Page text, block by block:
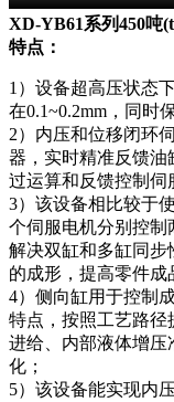
XD-YB61系列450吨
特点：
1）设备超高压状态
在0.1~0.2mm，同时
2）内压和位移闭环
器，实时精准反馈油
过运算和反馈控制伺
3）该设备相比较于
个伺服电机分别控制
解决双缸和多缸同步
的成形，提高零件成
4）侧向缸用于控制
特点，按照工艺路径
进给、内部液体增压
化；
5）该设备能实现内